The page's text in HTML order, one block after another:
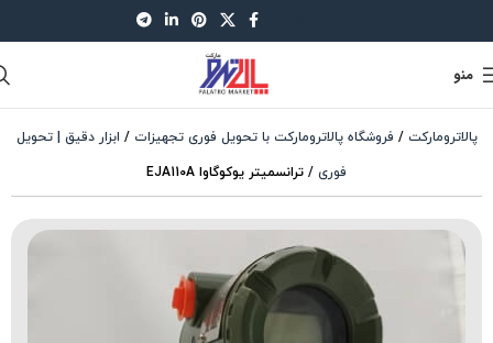
منو
پالاترومارکت / فروشگاه پالاترومارکت با تحویل فوری تجهیزات / ابزار دقیق | تحویل
فوری / ترانسمیتر یوکوگاوا EJA110A